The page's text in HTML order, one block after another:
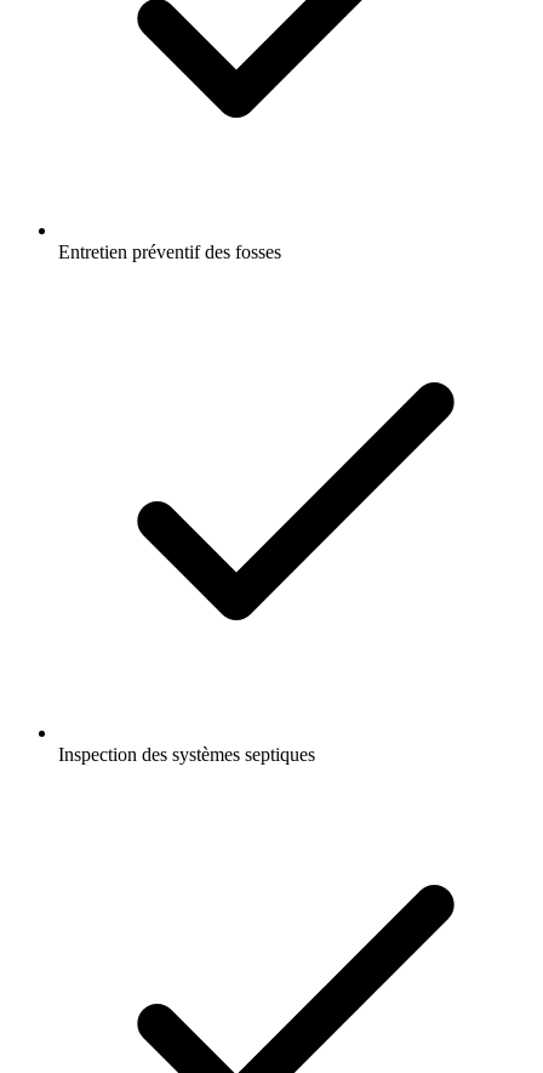
Entretien préventif des fosses
Inspection des systèmes septiques